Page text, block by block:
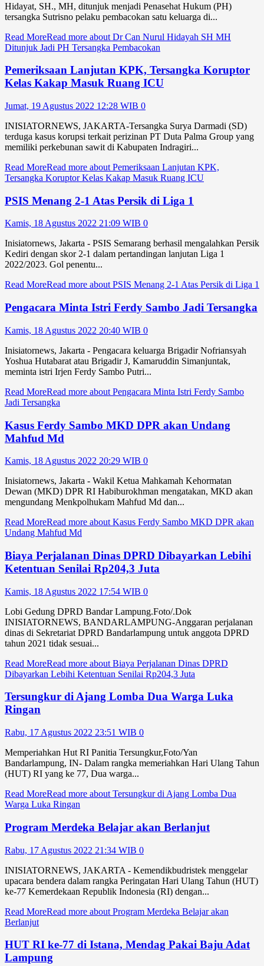
Hidayat, SH., MH, ditunjuk menjadi Penasehat Hukum (PH)
tersangka Sutrisno pelaku pembacokan satu keluarga di...
Read MoreRead more about Dr Can Nurul Hidayah SH MH
Ditunjuk Jadi PH Tersangka Pembacokan
Pemeriksaan Lanjutan KPK, Tersangka Koruptor
Kelas Kakap Masuk Ruang ICU
Jumat, 19 Agustus 2022 12:28 WIB 0
INISIATORNEWS, JAKARTA-Tersangka Surya Darmadi (SD)
terduga kasus korupsi terkait perizinan PT Duta Palma Group yang
memiliki perkebunan sawit di Kabupaten Indragiri...
Read MoreRead more about Pemeriksaan Lanjutan KPK,
Tersangka Koruptor Kelas Kakap Masuk Ruang ICU
PSIS Menang 2-1 Atas Persik di Liga 1
Kamis, 18 Agustus 2022 21:09 WIB 0
Inisiatornews, Jakarta - PSIS Semarang berhasil mengalahkan Persik
Kediri dengan skor 2-1 dalam pertandingan lanjutan Liga 1
2022/2023. Gol penentu...
Read MoreRead more about PSIS Menang 2-1 Atas Persik di Liga 1
Pengacara Minta Istri Ferdy Sambo Jadi Tersangka
Kamis, 18 Agustus 2022 20:40 WIB 0
Inisiatornews, Jakarta - Pengacara keluarga Brigadir Nofriansyah
Yoshua Hutabarat atau Brigadir J, Kamaruddin Simanjuntak,
meminta istri Irjen Ferdy Sambo Putri...
Read MoreRead more about Pengacara Minta Istri Ferdy Sambo
Jadi Tersangka
Kasus Ferdy Sambo MKD DPR akan Undang
Mahfud Md
Kamis, 18 Agustus 2022 20:29 WIB 0
Inisiatornews, Jakarta - Wakil Ketua Mahkamah Kehormatan
Dewan (MKD) DPR RI Habiburokhman mengatakan, MKD akan
mengundang Menkpolhukam Mahfud Md dan...
Read MoreRead more about Kasus Ferdy Sambo MKD DPR akan
Undang Mahfud Md
Biaya Perjalanan Dinas DPRD Dibayarkan Lebihi
Ketentuan Senilai Rp204,3 Juta
Kamis, 18 Agustus 2022 17:54 WIB 0
Lobi Gedung DPRD Bandar Lampung.Foto/.Dok
INISIATORNEWS, BANDARLAMPUNG-Anggaran perjalanan
dinas di Sekretariat DPRD Bandarlampung untuk anggota DPRD
tahun 2021 tidak sesuai...
Read MoreRead more about Biaya Perjalanan Dinas DPRD
Dibayarkan Lebihi Ketentuan Senilai Rp204,3 Juta
Tersungkur di Ajang Lomba Dua Warga Luka
Ringan
Rabu, 17 Agustus 2022 23:51 WIB 0
Memperiahkan Hut RI Panitia Tersungkur,Foto/Yan
Bandarlampung, IN- Dalam rangka memeriahkan Hari Ulang Tahun
(HUT) RI yang ke 77, Dua warga...
Read MoreRead more about Tersungkur di Ajang Lomba Dua
Warga Luka Ringan
Program Merdeka Belajar akan Berlanjut
Rabu, 17 Agustus 2022 21:34 WIB 0
INISIATORNEWS, JAKARTA - Kemendikbudristek menggelar
upacara bendera dalam rangka Peringatan Hari Ulang Tahun (HUT)
ke-77 Kemerdekaan Republik Indonesia (RI) dengan...
Read MoreRead more about Program Merdeka Belajar akan
Berlanjut
HUT RI ke-77 di Istana, Mendag Pakai Baju Adat
Lampung